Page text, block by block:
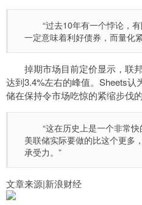
“过去10年有一个悖论，
一定意味着利好债券，而量化
掉期市场目前定价显示，联
达到3.4%左右的峰值。Sheets认
储在保持令市场吃惊的紧缩步伐
“这在历史上是一个非常
美联储实际要做的比这个更多
承受力。”
文章来源|新浪财经